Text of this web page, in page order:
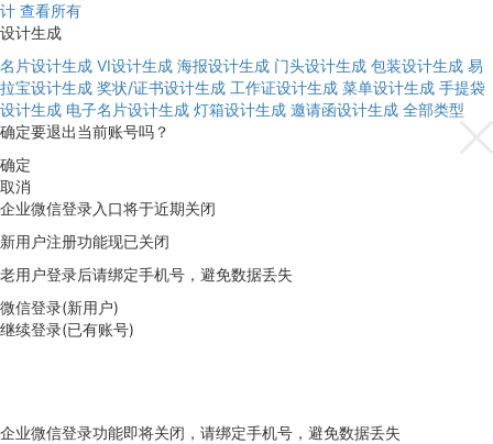
计 查看所有
设计生成
名片设计生成 VI设计生成 海报设计生成 门头设计生成 包装设计生成 易
拉宝设计生成 奖状/证书设计生成 工作证设计生成 菜单设计生成 手提袋
设计生成 电子名片设计生成 灯箱设计生成 邀请函设计生成 全部类型
确定要退出当前账号吗？
确定
取消
企业微信登录入口将于近期关闭
新用户注册功能现已关闭
老用户登录后请绑定手机号，避免数据丢失
微信登录(新用户)
继续登录(已有账号)
企业微信登录功能即将关闭，请绑定手机号，避免数据丢失